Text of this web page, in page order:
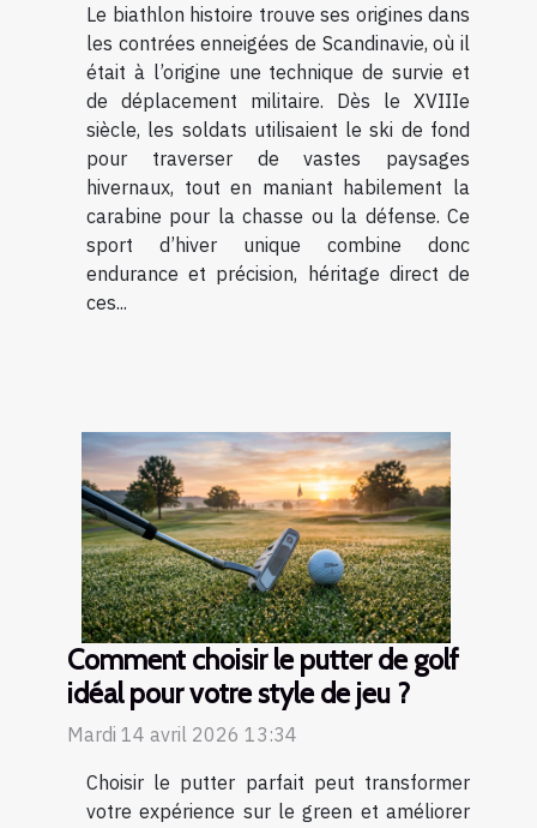
Le biathlon histoire trouve ses origines dans
les contrées enneigées de Scandinavie, où il
était à l’origine une technique de survie et
de déplacement militaire. Dès le XVIIIe
siècle, les soldats utilisaient le ski de fond
pour traverser de vastes paysages
hivernaux, tout en maniant habilement la
carabine pour la chasse ou la défense. Ce
sport d’hiver unique combine donc
endurance et précision, héritage direct de
ces...
Comment choisir le putter de golf
idéal pour votre style de jeu ?
Mardi 14 avril 2026 13:34
Choisir le putter parfait peut transformer
votre expérience sur le green et améliorer